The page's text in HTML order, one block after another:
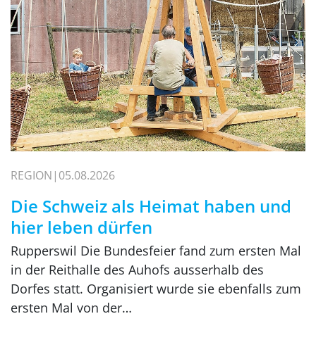
REGION 05.08.2026
Die Schweiz als Heimat haben und
hier leben dürfen
Rupperswil Die Bundesfeier fand zum ersten Mal
in der Reithalle des Auhofs ausserhalb des
Dorfes statt. Organisiert wurde sie ebenfalls zum
ersten Mal von der…